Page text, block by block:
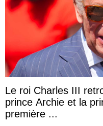
Le roi Charles III
prince Archie et la
première ...